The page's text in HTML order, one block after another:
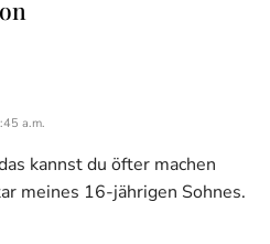
a.m.
kannst du öfter machen
meines 16-jährigen Sohnes.